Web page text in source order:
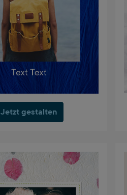
Jetzt gestalten